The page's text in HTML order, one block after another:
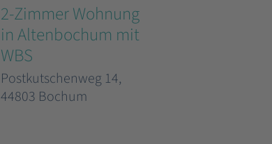
2-Zimmer Wohnung
in Altenbochum mit
WBS
Postkutschenweg 14,
44803 Bochum